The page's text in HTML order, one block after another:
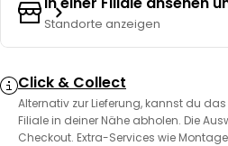
Standorte anzeigen
Click & Collect
Alternativ zur Lieferung, kannst du
Filiale in deiner Nähe abholen. Die
Checkout. Extra-Services wie